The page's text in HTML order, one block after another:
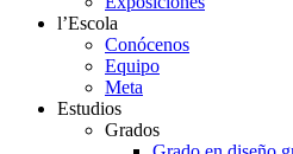
l’Escola
Conócenos
Equipo
Meta
Estudios
Grados